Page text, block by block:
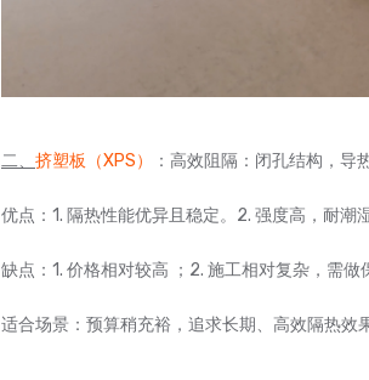
二、 挤塑板（XPS） ：高效阻隔：闭孔结构，
优点：1. 隔热性能优异且稳定。2. 强度高，耐潮
缺点：1. 价格相对较高 ；2. 施工相对复杂，需做
适合场景：预算稍充裕，追求长期、高效隔热效